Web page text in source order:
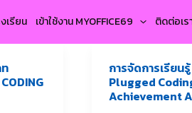
เรียน เข้าใช้งาน MYOFFICE69 ติดต่อเร
การจัดการเรียน
Plugged
Achievement